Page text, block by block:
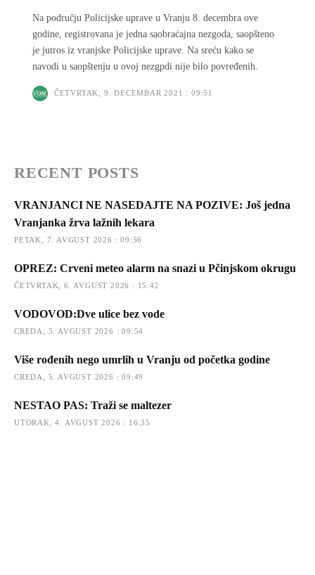
Na području Policijske uprave u Vranju 8. decembra ove
godine, registrovana je jedna saobraćajna nezgoda, saopšteno
je jutros iz vranjske Policijske uprave. Na sreću kako se
ČETVRTAK, 9. DECEMBAR 2021 : 09:51
RECENT POSTS
VRANJANCI NE NASEDAJTE NA POZIVE: Još jedna
Vranjanka žrva lažnih lekara
PETAK, 7. AVGUST 2026 : 09:56
OPREZ: Crveni meteo alarm na snazi u Pčinjskom okrugu
ČETVRTAK, 6. AVGUST 2026 : 15:42
VODOVOD:Dve ulice bez vode
CREDA, 5. AVGUST 2026 : 09:54
Više rođenih nego umrlih u Vranju od početka godine
CREDA, 5. AVGUST 2026 : 09:49
NESTAO PAS: Traži se maltezer
UTORAK, 4. AVGUST 2026 : 16:35